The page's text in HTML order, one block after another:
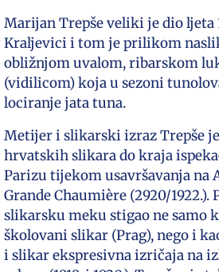
Marijan Trepše veliki je dio ljeta
Kraljevici i tom je prilikom
obližnjom uvalom, ribarskom
(vidilicom) koja u sezoni
lociranje jata tuna.
Metijer i slikarski izraz Trepše
hrvatskih slikara do kraja
Parizu tijekom usavršavanja na
Grande Chaumière (2920/
slikarsku meku stigao ne samo
školovani slikar (Prag), nego i
i slikar ekspresivna izričaja na